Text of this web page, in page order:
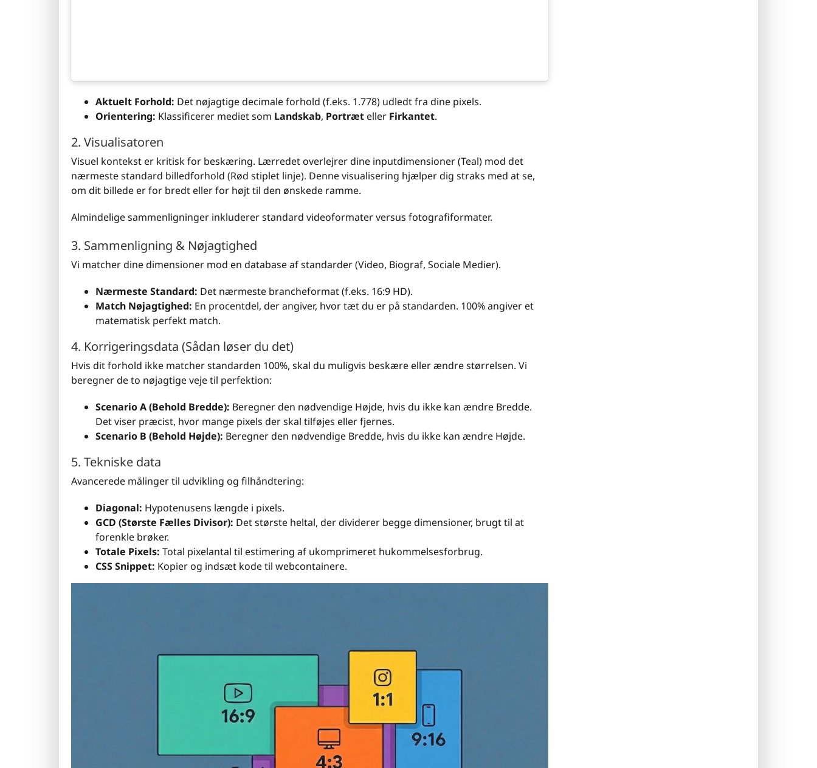
Aktuelt Forhold: Det nøjagtige decimale forhold (f.eks. 1.778) udledt fra dine pixels.
Orientering: Klassificerer mediet som Landskab, Portræt eller Firkantet.
2. Visualisatoren
Visuel kontekst er kritisk for beskæring. Lærredet overlejrer dine inputdimensioner (Teal) mod det
nærmeste standard billedforhold (Rød stiplet linje). Denne visualisering hjælper dig straks med at se,
om dit billede er for bredt eller for højt til den ønskede ramme.
Almindelige sammenligninger inkluderer standard videoformater versus fotografiformater.
3. Sammenligning & Nøjagtighed
Vi matcher dine dimensioner mod en database af standarder (Video, Biograf, Sociale Medier).
Nærmeste Standard: Det nærmeste brancheformat (f.eks. 16:9 HD).
Match Nøjagtighed: En procentdel, der angiver, hvor tæt du er på standarden. 100% angiver et
matematisk perfekt match.
4. Korrigeringsdata (Sådan løser du det)
Hvis dit forhold ikke matcher standarden 100%, skal du muligvis beskære eller ændre størrelsen. Vi
beregner de to nøjagtige veje til perfektion:
Scenario A (Behold Bredde): Beregner den nødvendige Højde, hvis du ikke kan ændre Bredde.
Det viser præcist, hvor mange pixels der skal tilføjes eller fjernes.
Scenario B (Behold Højde): Beregner den nødvendige Bredde, hvis du ikke kan ændre Højde.
5. Tekniske data
Avancerede målinger til udvikling og filhåndtering:
Diagonal: Hypotenusens længde i pixels.
GCD (Største Fælles Divisor): Det største heltal, der dividerer begge dimensioner, brugt til at
forenkle brøker.
Totale Pixels: Total pixelantal til estimering af ukomprimeret hukommelsesforbrug.
CSS Snippet: Kopier og indsæt kode til webcontainere.